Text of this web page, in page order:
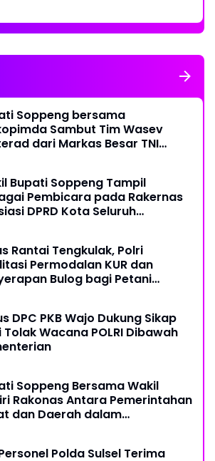
Soppeng bersama
Sambut Tim Wasev
dari Markas Besar TNI
Bupati Soppeng Tampil
Pembicara pada Rakernas
DPRD Kota Seluruh
Rantai Tengkulak, Polri
Permodalan KUR dan
Bulog bagi Petani
DPC PKB Wajo Dukung Sikap
Tolak Wacana POLRI Dibawah
Soppeng Bersama Wakil
Rakonas Antara Pemerintahan
dan Daerah dalam
Polda Sulsel Terima